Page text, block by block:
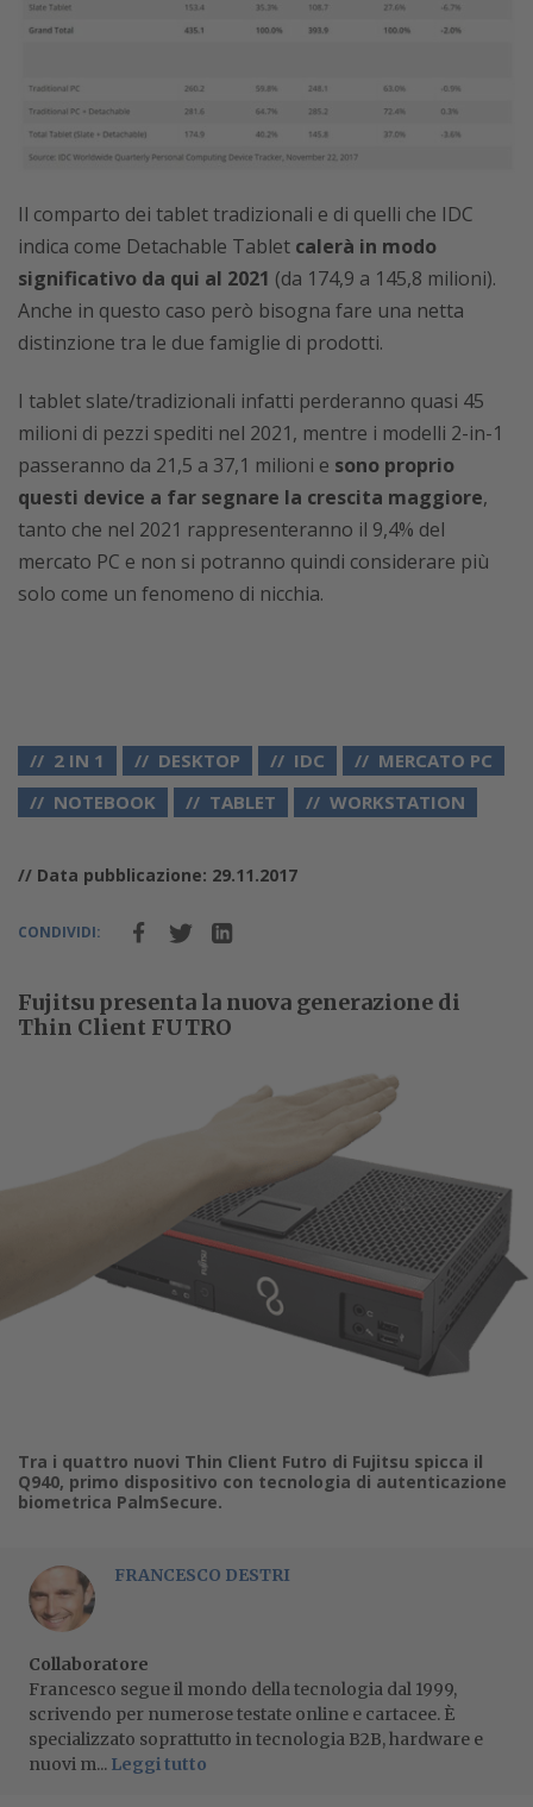
Il comparto dei tablet tradizionali e di quelli che IDC
indica come Detachable Tablet calerà in modo
significativo da qui al 2021 (da 174,9 a 145,8 milioni).
Anche in questo caso però bisogna fare una netta
distinzione tra le due famiglie di prodotti.
I tablet slate/tradizionali infatti perderanno quasi 45
milioni di pezzi spediti nel 2021, mentre i modelli 2-in-1
passeranno da 21,5 a 37,1 milioni e sono proprio
questi device a far segnare la crescita maggiore,
tanto che nel 2021 rappresenteranno il 9,4% del
mercato PC e non si potranno quindi considerare più
solo come un fenomeno di nicchia.
2 IN 1 DESKTOP IDC
MERCATO PC
NOTEBOOK
TABLET WORKSTATION
// Data pubblicazione: 29.11.2017
CONDIVIDI:
Fujitsu presenta la nuova generazione di
Thin Client FUTRO
Tra i quattro nuovi Thin Client Futro di Fujitsu spicca il
Q940, primo dispositivo con tecnologia di autenticazione
biometrica PalmSecure.
FRANCESCO DESTRI
Collaboratore
Francesco segue il mondo della tecnologia dal 1999,
scrivendo per numerose testate online e cartacee. È
specializzato soprattutto in tecnologia B2B, hardware e
nuovi m... Leggi tutto